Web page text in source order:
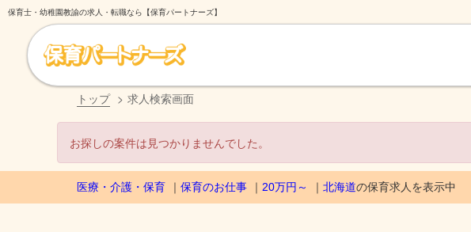
保育士・幼稚園教諭の求人・転職なら【保育パートナーズ】
トップ 求人検索画面
お探しの案件は見つかりませんでした。
医療・介護・保育 保育のお仕事 20万円～ 北海道の保育求人を表示中